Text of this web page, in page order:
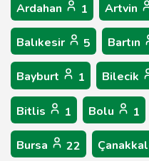
Ardahan 1 Artvin
Balıkesir 5 Bartın
Bayburt 1 Bilecik
Bitlis 1 Bolu 1
Bursa 22